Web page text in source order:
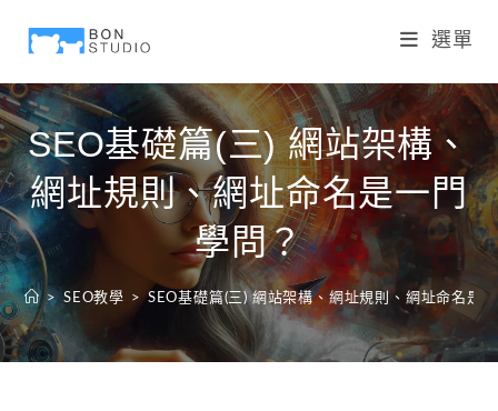
選單
SEO基礎篇(三) 網站架構、
網址規則、網址命名是一門
學問？
> SEO教學 > SEO基礎篇(三) 網站架構、網址規則、網址命名是